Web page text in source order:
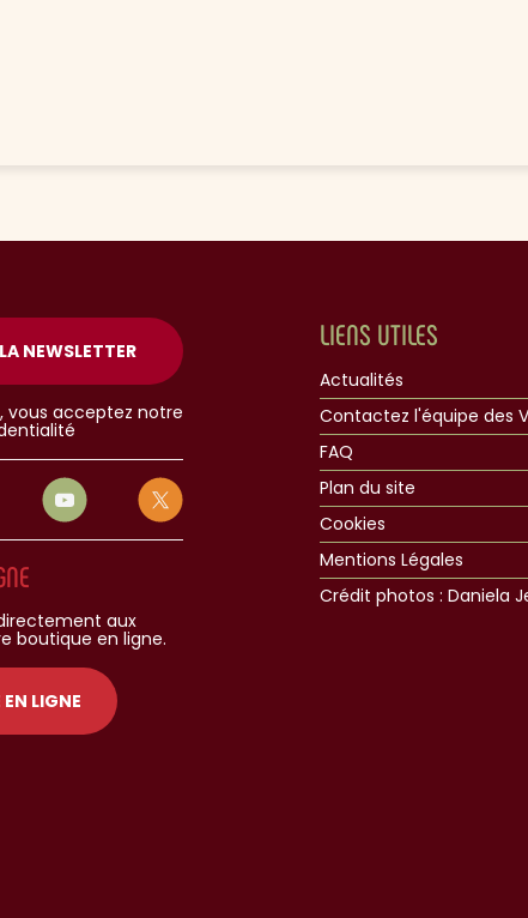
NEWSLETTER
vous acceptez notre
aux
boutique en ligne.
LIGNE
LIENS UTILES
Actualités
Contactez l'équipe des
FAQ
Plan du site
Cookies
Mentions Légales
Crédit photos : Daniela